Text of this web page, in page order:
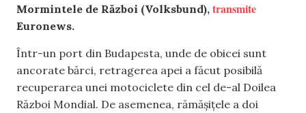
Mormintele de Război (Volksbund), transmite
Euronews.
Într-un port din Budapesta, unde de obicei sunt
ancorate bărci, retragerea apei a făcut posibilă
recuperarea unei motociclete din cel de-al Doilea
Război Mondial. De asemenea, rămășițele a doi